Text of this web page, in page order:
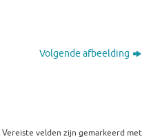
Volgende afbeelding
Vereiste velden zijn gemarkeerd met